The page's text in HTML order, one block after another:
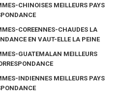
CHINOISES MEILLEURS PAYS
COREENNES-CHAUDES LA
EN VAUT-ELLE LA PEINE
GUATEMALAN MEILLEURS
INDIENNES MEILLEURS PAYS